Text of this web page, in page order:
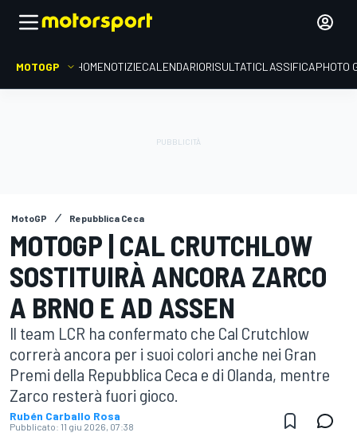
MOTOGP HOMENOTIZIECALENDARIORISULTATICLASSIFICAPHOTO
MotoGP Repubblica Ceca
MOTOGP | CAL CRUTCHLOW
SOSTITUIRÀ ANCORA ZARCO
A BRNO E AD ASSEN
Il team LCR ha confermato che Cal Crutchlow
correrà ancora per i suoi colori anche nei Gran
Premi della Repubblica Ceca e di Olanda, mentre
Zarco resterà fuori gioco.
Rubén Carballo Rosa
Pubblicato: 11 giu 2026, 07:38